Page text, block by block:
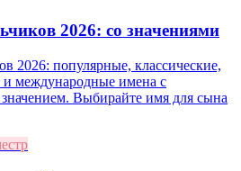
2026: со значениями
2026: популярные, классические,
и международные имена с
Выбирайте имя для сына